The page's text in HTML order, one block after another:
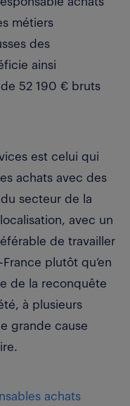
métiers
des
ainsi
52 190 € bruts
est celui qui
achats avec des
du secteur de la
avec un
de travailler
plutôt qu’en
de la reconquête
à plusieurs
grande cause
achats